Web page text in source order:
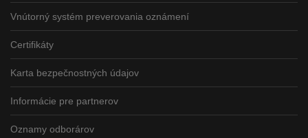
Vnútorný systém preverovania oznámení
Certifikáty
Karta bezpečnostných údajov
Informácie pre partnerov
Oznamy odborárov